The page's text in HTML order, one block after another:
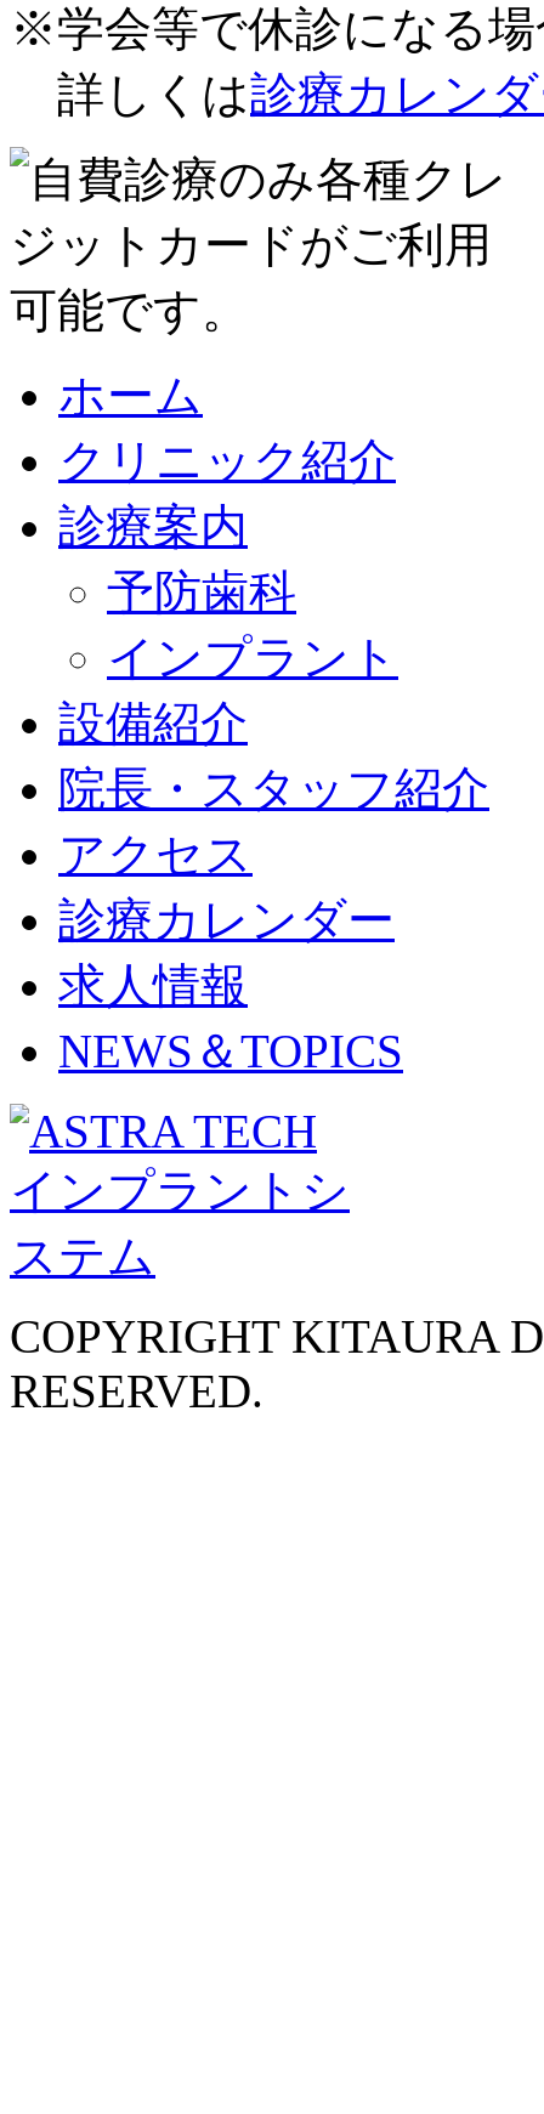
※学会等で休診になる
詳しくは診療カレン
ホーム
クリニック紹介
診療案内
予防歯科
インプラント
設備紹介
院長・スタッフ紹介
アクセス
診療カレンダー
求人情報
NEWS＆TOPICS
COPYRIGHT KITAURA
RESERVED.